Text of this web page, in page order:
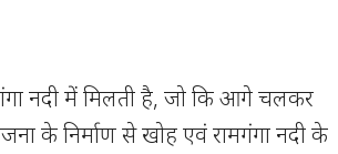
नदी में मिलती है, जो कि आगे चलकर
के निर्माण से खोह एवं रामगंगा नदी के